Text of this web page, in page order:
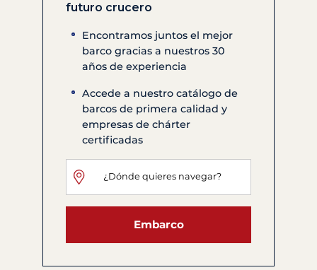
futuro crucero
Encontramos juntos el mejor
barco gracias a nuestros 30
años de experiencia
Accede a nuestro catálogo de
barcos de primera calidad y
empresas de chárter
certificadas
Embarco